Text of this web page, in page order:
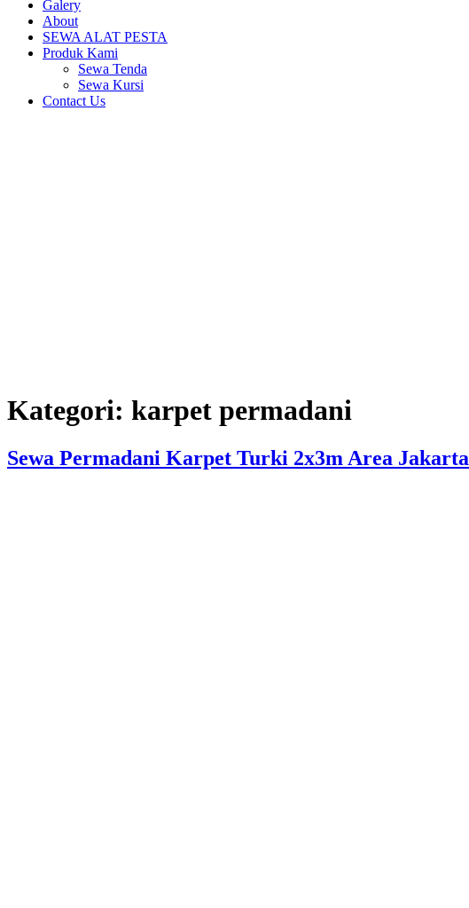
Galery
About
SEWA ALAT PESTA
Produk Kami
Sewa Tenda
Sewa Kursi
Contact Us
Kategori: karpet permadani
Sewa Permadani Karpet Turki 2x3m Area Jakarta